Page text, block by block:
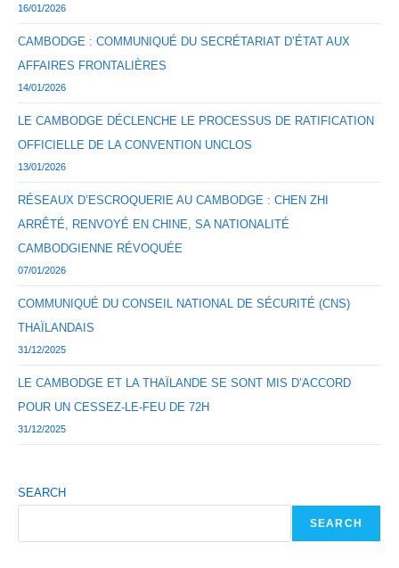
16/01/2026
CAMBODGE : COMMUNIQUÉ DU SECRÉTARIAT D’ÉTAT AUX
AFFAIRES FRONTALIÈRES
14/01/2026
LE CAMBODGE DÉCLENCHE LE PROCESSUS DE RATIFICATION
OFFICIELLE DE LA CONVENTION UNCLOS
13/01/2026
RÉSEAUX D’ESCROQUERIE AU CAMBODGE : CHEN ZHI
ARRÊTÉ, RENVOYÉ EN CHINE, SA NATIONALITÉ
CAMBODGIENNE RÉVOQUÉE
07/01/2026
COMMUNIQUÉ DU CONSEIL NATIONAL DE SÉCURITÉ (CNS)
THAÏLANDAIS
31/12/2025
LE CAMBODGE ET LA THAÏLANDE SE SONT MIS D’ACCORD
POUR UN CESSEZ-LE-FEU DE 72H
31/12/2025
SEARCH
SEARCH